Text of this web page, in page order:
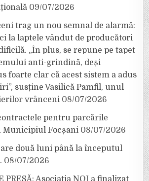
09/07/2026
trag un nou semnal de alarmă:
la laptele vândut de producători
„În plus, se repune pe tapet
anti-grindină, deși
foarte clar că acest sistem a adus
susține Vasilică Pamfil, unul
vrânceni 08/07/2026
pentru parcările
Municipiul Focșani 08/07/2026
două luni până la începutul
08/07/2026
PRESĂ: Asociația NOI a finalizat